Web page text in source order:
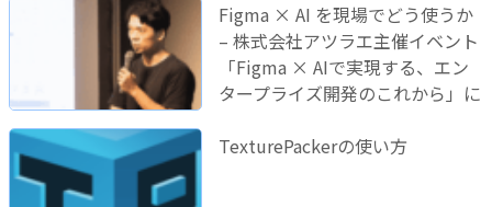
Figma × AI を現場でどう使うか
– 株式会社アツラエ主催イベント
「Figma × AIで実現する、エン
タープライズ開発のこれから」に
TexturePackerの使い方